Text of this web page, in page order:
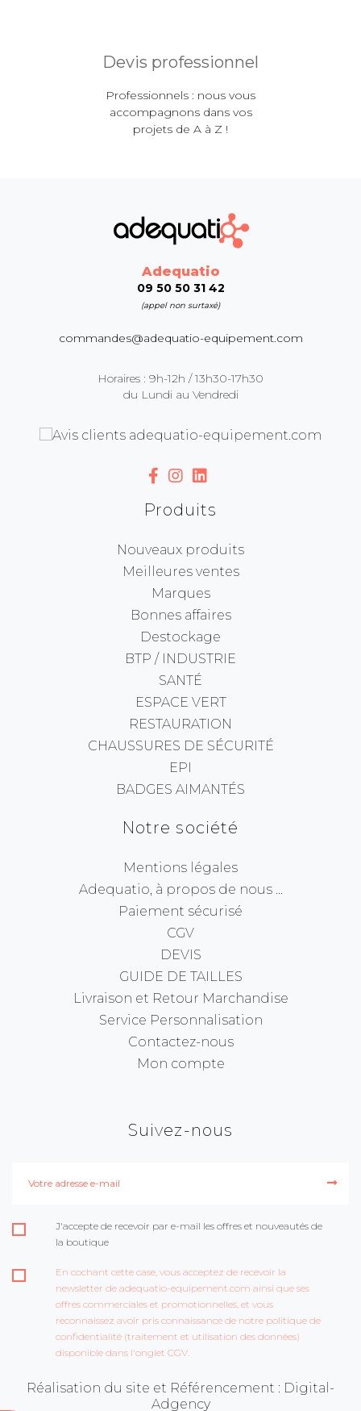
Devis professionnel
Professionnels : nous vous
accompagnons dans vos
projets de A à Z !
Adequatio
09 50 50 31 42
(appel non surtaxé)
commandes@adequatio-equipement.com
Horaires : 9h-12h / 13h30-17h30
du Lundi au Vendredi
Produits
Nouveaux produits
Meilleures ventes
Marques
Bonnes affaires
Destockage
BTP / INDUSTRIE
SANTÉ
ESPACE VERT
RESTAURATION
CHAUSSURES DE SÉCURITÉ
EPI
BADGES AIMANTÉS
Notre société
Mentions légales
Adequatio, à propos de nous ...
Paiement sécurisé
CGV
DEVIS
GUIDE DE TAILLES
Livraison et Retour Marchandise
Service Personnalisation
Contactez-nous
Mon compte
Suivez-nous
J'accepte de recevoir par e-mail les offres et nouveautés de
la boutique
En cochant cette case, vous acceptez de recevoir la
newsletter de adequatio-equipement.com ainsi que ses
offres commerciales et promotionnelles, et vous
reconnaissez avoir pris connaissance de notre politique de
confidentialité (traitement et utilisation des données)
disponible dans l'onglet CGV.
Réalisation du site et Référencement : Digital-
Adgency